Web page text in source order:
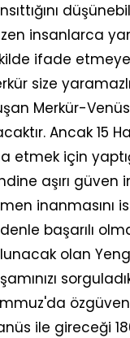
insanlarca
ifade etmeye
size
Merkür-
Ancak 15
etmek için
aşırı güven
inanmasını
başarılı
olan
ile gireceği